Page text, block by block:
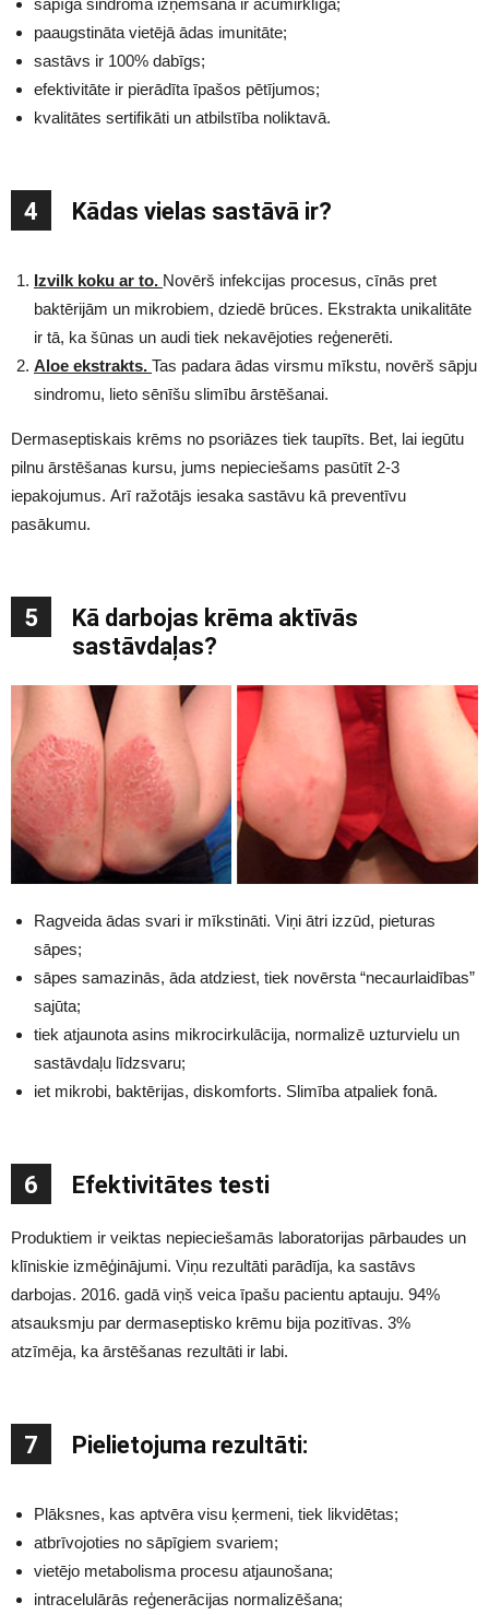
sāpīga sindroma izņemšana ir acumirklīga;
paaugstināta vietējā ādas imunitāte;
sastāvs ir 100% dabīgs;
efektivitāte ir pierādīta īpašos pētījumos;
kvalitātes sertifikāti un atbilstība noliktavā.
4 Kādas vielas sastāvā ir?
Izvilk koku ar to. Novērš infekcijas procesus, cīnās pret
baktērijām un mikrobiem, dziedē brūces. Ekstrakta unikalitāte
ir tā, ka šūnas un audi tiek nekavējoties reģenerēti.
Aloe ekstrakts. Tas padara ādas virsmu mīkstu, novērš sāpju
sindromu, lieto sēnīšu slimību ārstēšanai.
Dermaseptiskais krēms no psoriāzes tiek taupīts. Bet, lai iegūtu
pilnu ārstēšanas kursu, jums nepieciešams pasūtīt 2-3
iepakojumus. Arī ražotājs iesaka sastāvu kā preventīvu
pasākumu.
5
Kā darbojas krēma aktīvās
sastāvdaļas?
Ragveida ādas svari ir mīkstināti. Viņi ātri izzūd, pieturas
sāpes;
sāpes samazinās, āda atdziest, tiek novērsta “necaurlaidības”
sajūta;
tiek atjaunota asins mikrocirkulācija, normalizē uzturvielu un
sastāvdaļu līdzsvaru;
iet mikrobi, baktērijas, diskomforts. Slimība atpaliek fonā.
6 Efektivitātes testi
Produktiem ir veiktas nepieciešamās laboratorijas pārbaudes un
klīniskie izmēģinājumi. Viņu rezultāti parādīja, ka sastāvs
darbojas. 2016. gadā viņš veica īpašu pacientu aptauju. 94%
atsauksmju par dermaseptisko krēmu bija pozitīvas. 3%
atzīmēja, ka ārstēšanas rezultāti ir labi.
7 Pielietojuma rezultāti:
Plāksnes, kas aptvēra visu ķermeni, tiek likvidētas;
atbrīvojoties no sāpīgiem svariem;
vietējo metabolisma procesu atjaunošana;
intracelulārās reģenerācijas normalizēšana;